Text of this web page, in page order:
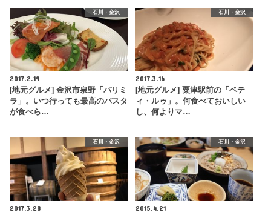
石川・金沢
2017.2.19
[地元グルメ] 金沢市泉野「パリミ
ラ」。いつ行っても最高のパスタ
が食べら…
石川・金沢
2017.3.16
[地元グルメ] 粟津駅前の「ペテ
ィ・ルゥ」。何食べておいしい
し、何よりマ…
石川・金沢
2017.3.28
石川・金沢
2015.4.21